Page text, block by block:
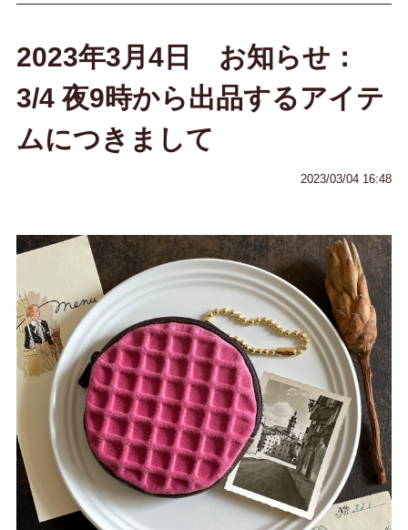
2023年3月4日 お知らせ：
3/4 夜9時から出品するアイテ
ムにつきまして
2023/03/04 16:48